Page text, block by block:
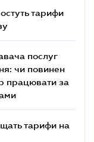
тарифи
послуг
чи повинен
працювати за
тарифи на